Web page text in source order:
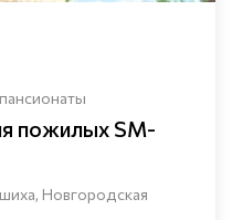
пожилых SM-
Новгородская